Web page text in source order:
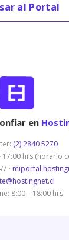
al Portal
en
(2) 2840 5270
17:00 hrs (horario
·
8:00 – 18:00 hrs